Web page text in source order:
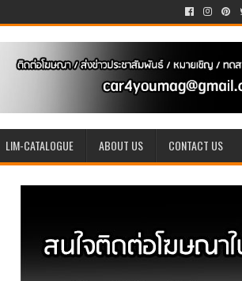
LIM-CATALOGUE ABOUT US CONTACT US